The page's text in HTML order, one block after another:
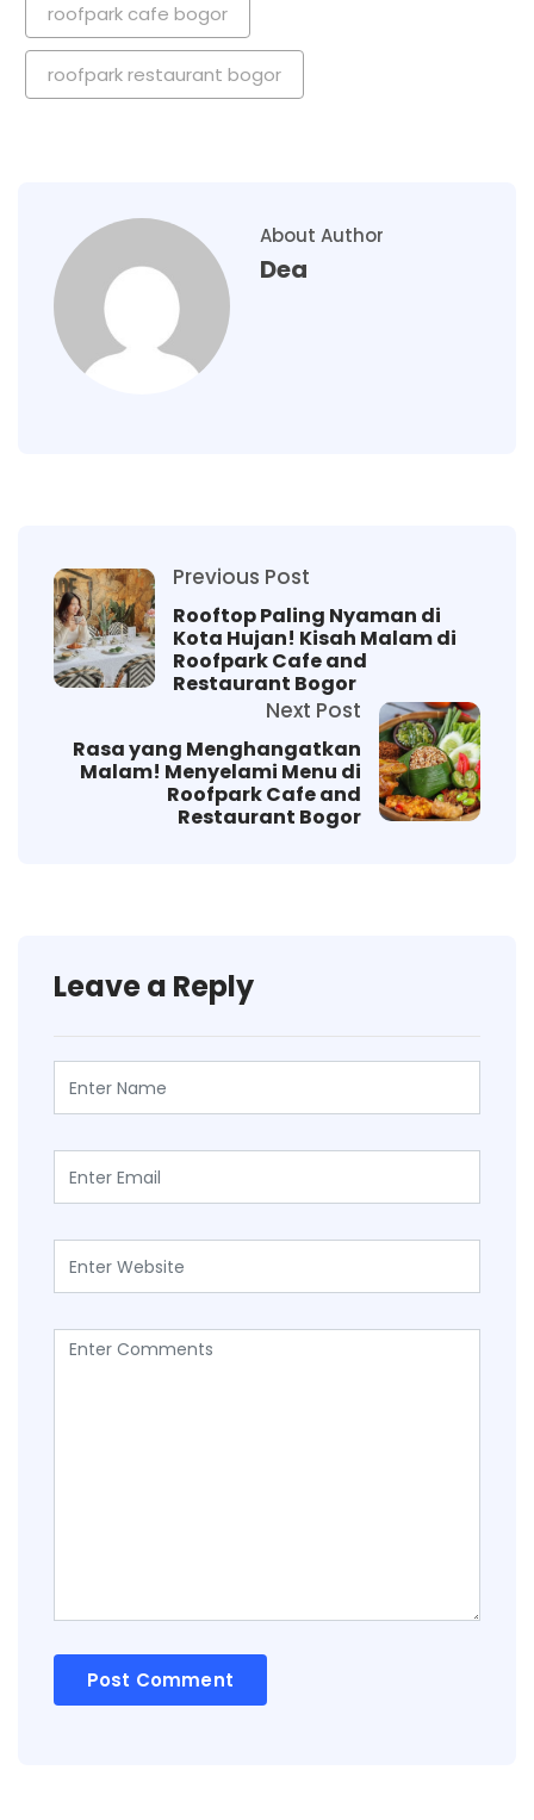
roofpark cafe bogor
roofpark restaurant bogor
About Author
Dea
Previous Post
Rooftop Paling Nyaman di
Kota Hujan! Kisah Malam di
Roofpark Cafe and
Restaurant Bogor
Next Post
Rasa yang Menghangatkan
Malam! Menyelami Menu di
Roofpark Cafe and
Restaurant Bogor
Leave a Reply